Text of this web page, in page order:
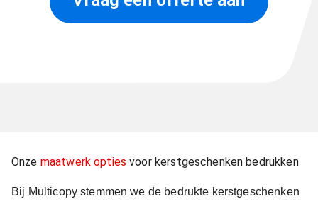
Onze maatwerk opties voor kerstgeschenken bedrukken
Bij Multicopy stemmen we de bedrukte kerstgeschenken